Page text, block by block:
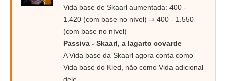
Vida base de Skaarl aumentada: 400 -
1.420 (com base no nível) ⇒ 400 - 1.550
(com base no nível)
Passiva - Skaarl, a lagarto covarde
A Vida base da Skaarl agora conta como
Vida base do Kled, não como Vida adicional